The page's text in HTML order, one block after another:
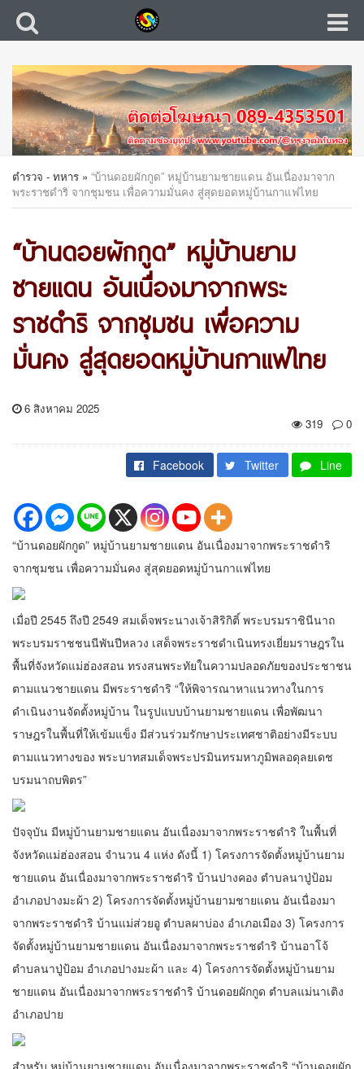
ตำรวจ - ทหาร » “บ้านดอยผักกูด” หมู่บ้านยามชายแดน อันเนื่องมาจาก
พระราชดำริ จากชุมชน เพื่อความมั่นคง สู่สุดยอดหมู่บ้านกาแฟไทย
“บ้านดอยผักกูด” หมู่บ้านยาม
ชายแดน อันเนื่องมาจากพระ
ราชดำริ จากชุมชน เพื่อความ
มั่นคง สู่สุดยอดหมู่บ้านกาแฟไทย
6 สิงหาคม 2025
319
0
Facebook Twitter Line
“บ้านดอยผักกูด” หมู่บ้านยามชายแดน อันเนื่องมาจากพระราชดำริ
จากชุมชน เพื่อความมั่นคง สู่สุดยอดหมู่บ้านกาแฟไทย
เมื่อปี 2545 ถึงปี 2549 สมเด็จพระนางเจ้าสิริกิติ์ พระบรมราชินีนาถ
พระบรมราชชนนีพันปีหลวง เสด็จพระราชดำเนินทรงเยี่ยมราษฎรใน
พื้นที่จังหวัดแม่ฮ่องสอน ทรงสนพระทัยในความปลอดภัยของประชาชน
ตามแนวชายแดน มีพระราชดำริ “ให้พิจารณาหาแนวทางในการ
ดำเนินงานจัดตั้งหมู่บ้าน ในรูปแบบบ้านยามชายแดน เพื่อพัฒนา
ราษฎรในพื้นที่ให้เข้มแข็ง มีส่วนร่วมรักษาประเทศชาติอย่างมีระบบ
ตามแนวทางของ พระบาทสมเด็จพระปรมินทรมหาภูมิพลอดุลยเดช
บรมนาถบพิตร”
ปัจจุบัน มีหมู่บ้านยามชายแดน อันเนื่องมาจากพระราชดำริ ในพื้นที่
จังหวัดแม่ฮ่องสอน จำนวน 4 แห่ง ดังนี้ 1) โครงการจัดตั้งหมู่บ้านยาม
ชายแดน อันเนื่องมาจากพระราชดำริ บ้านปางคอง ตำบลนาปู่ป้อม
อำเภอปางมะผ้า 2) โครงการจัดตั้งหมู่บ้านยามชายแดน อันเนื่องมา
จากพระราชดำริ บ้านแม่ส่วยอู ตำบลผาบ่อง อำเภอเมือง 3) โครงการ
จัดตั้งหมู่บ้านยามชายแดน อันเนื่องมาจากพระราชดำริ บ้านอาโจ้
ตำบลนาปู่ป้อม อำเภอปางมะผ้า และ 4) โครงการจัดตั้งหมู่บ้านยาม
ชายแดน อันเนื่องมาจากพระราชดำริ บ้านดอยผักกูด ตำบลแม่นาเติง
อำเภอปาย